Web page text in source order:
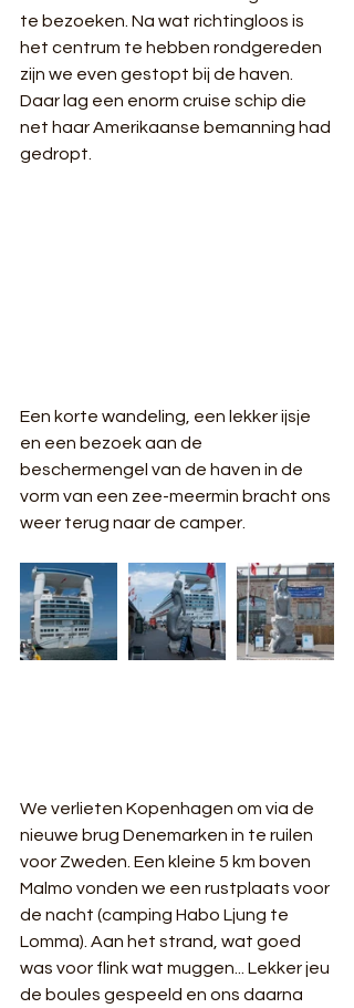
te bezoeken. Na wat richtingloos is
het centrum te hebben rondgereden
zijn we even gestopt bij de haven.
Daar lag een enorm cruise schip die
net haar Amerikaanse bemanning had
gedropt.
Een korte wandeling, een lekker ijsje
en een bezoek aan de
beschermengel van de haven in de
vorm van een zee-meermin bracht ons
weer terug naar de camper.
We verlieten Kopenhagen om via de
nieuwe brug Denemarken in te ruilen
voor Zweden. Een kleine 5 km boven
Malmo vonden we een rustplaats voor
de nacht (camping Habo Ljung te
Lomma). Aan het strand, wat goed
was voor flink wat muggen... Lekker jeu
de boules gespeeld en ons daarna